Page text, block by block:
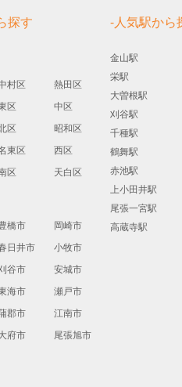
探す
村区
熱田区
区
中区
区
昭和区
東区
西区
区 天白区
橋市
岡崎市
日井市
小牧市
谷市
安城市
海市
瀬戸市
郡市
江南市
府市
尾張旭市
-人気駅から
金山駅
栄駅
大曽根駅
刈谷駅
千種駅
鶴舞駅
赤池駅
上小田井駅
尾張一宮駅
高蔵寺駅